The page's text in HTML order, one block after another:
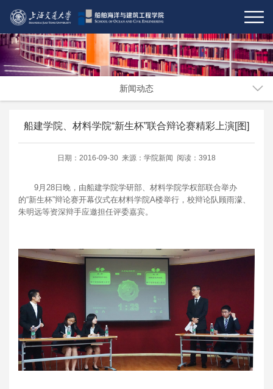
新闻动态
船建学院、材料学院“新生杯”联合辩论赛精彩上演[图]
日期：2016-09-30 来源：学院新闻 阅读：3918
9月28日晚，由船建学院学研部、材料学院学权部联合举办
的“新生杯”辩论赛开幕仪式在材料学院A楼举行，校辩论队顾雨濛、
朱明远等资深辩手应邀担任评委嘉宾。